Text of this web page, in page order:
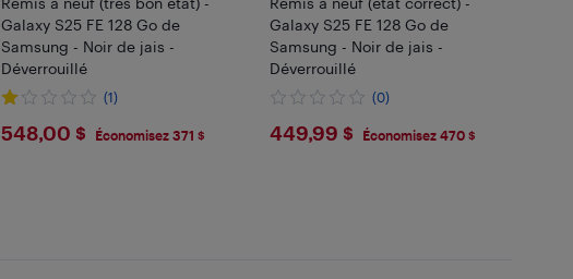
Galaxy S25 FE 128 Go de
Samsung - Noir de jais -
Déverrouillé
(1)
$548
548,00 $ Économisez 371 $
Galaxy S25 FE 128 Go de
Samsung - Noir de jais -
Déverrouillé
(0)
$449.99
449,99 $ Économisez 470 $